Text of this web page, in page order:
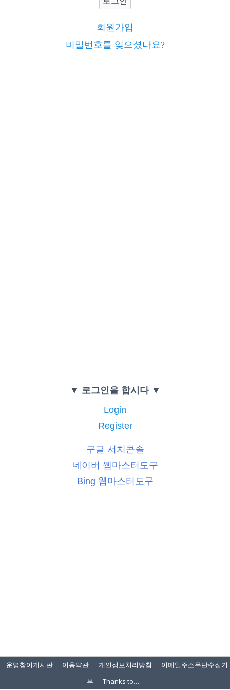
회원가입
비밀번호를 잊으셨나요?
▼ 로그인을 합시다 ▼
Login
Register
구글 서치콘솔
네이버 웹마스터도구
Bing 웹마스터도구
운영참여게시판 이용약관 개인정보처리방침
이메일주소무단수집거
부
Thanks to…